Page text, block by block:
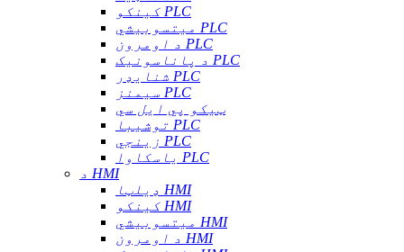
کینکو PLC
میتسوبیشي PLC
د اومرون PLC
د پاناسونیک PLC
شنایډر PLC
سیمنز PLC
ټیکو پي ایل سي
توشیبا PLC
زینجي PLC
یاسکاوا PLC
د HMI
ډیلټا HMI
کینکو HMI
میتسوبیشي HMI
د اومرون HMI